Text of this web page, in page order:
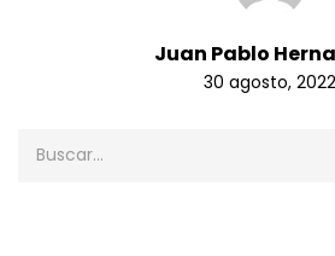
Juan Pablo
30 agosto, 2022